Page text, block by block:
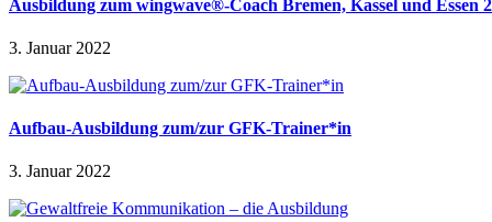
Ausbildung zum wingwave®-Coach Bremen, Kassel und Essen
3. Januar 2022
Aufbau-Ausbildung zum/zur GFK-Trainer*in
3. Januar 2022